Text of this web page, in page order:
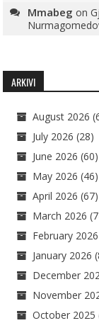
Mmabeg on
ARKIVI
August 2026
July 2026 (28)
June 2026 (60)
May 2026 (46)
April 2026 (67)
March 2026
February 2026
January 2026
December
November
October 2025